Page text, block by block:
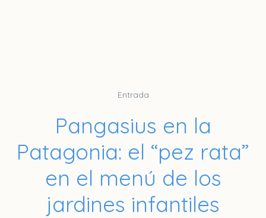
Entrada
Pangasius en la
Patagonia: el “pez rata”
en el menú de los
jardines infantiles